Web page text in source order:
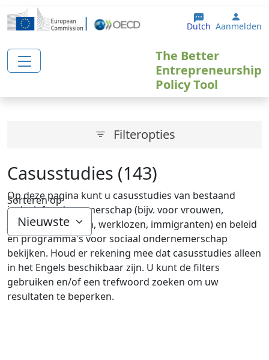
Overslaan en naar de inhoud gaan
Dutch User
Aanmelden
The Better
Entrepreneurship
Policy Tool
Filteropties
Sorteren op
Casusstudies (143)
Op deze pagina kunt u casusstudies van bestaand
inclusief ondernemerschap (bijv. voor vrouwen,
jongeren, senioren, werklozen, immigranten) en beleid
en programma's voor sociaal ondernemerschap
bekijken. Houd er rekening mee dat casusstudies alleen
in het Engels beschikbaar zijn. U kunt de filters
gebruiken en/of een trefwoord zoeken om uw
resultaten te beperken.